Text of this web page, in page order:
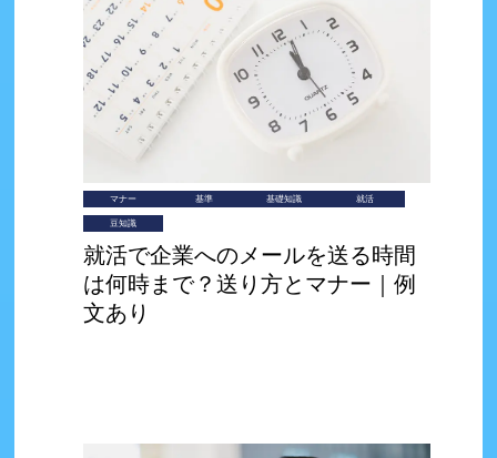
マナー 基準 基礎知識 就活
豆知識
就活で企業へのメールを送る時間
は何時まで？送り方とマナー｜例
文あり